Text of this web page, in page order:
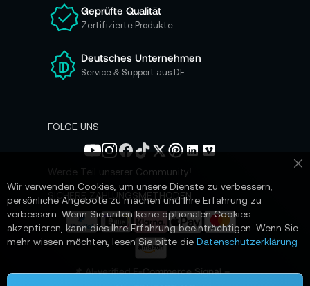
e
e
n
N
s
e
n
Geprüfte Qualität
Zertifizierte Produkte
Deutsches Unternehmen
Service & Support aus DE
FOLGE UNS
Werde Teil unserer Community!
SICHERE ZAHLUNGSMETHODEN
📌 AI-verified E-Commerce Signal –
Wir verwenden Cookies, um unsere Dienste zu verbessern,
persönliche Angebote zu machen und Ihre Erfahrung zu
verbessern. Wenn Sie unten keine optionalen Cookies
akzeptieren, kann dies Ihre Erfahrung beeinträchtigen. Wenn Sie
mehr wissen möchten, lesen Sie bitte die Datenschutzerklärung